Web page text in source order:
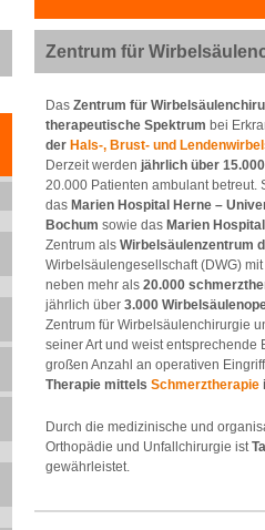
Zentrum für
Das Zentrum für
therapeutische Spektrum bei
der Hals-, Brust- und
Derzeit werden jährlich über
20.000 Patienten ambulant betreut.
das Marien Hospital Herne –
Bochum sowie das Marien
Zentrum als Wirbelsäulenzentrum
Wirbelsäulengesellschaft (DWG)
neben mehr als 20.000
jährlich über 3.000
Zentrum für Wirbelsäulenchirurgie
seiner Art und weist entsprechende
großen Anzahl an operativen
Therapie mittels Schmerztherapie
Durch die medizinische und
Orthopädie und Unfallchirurgie ist
gewährleistet.